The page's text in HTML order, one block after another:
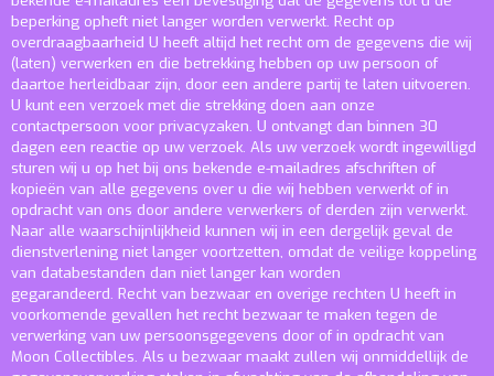
beperking opheft niet langer worden verwerkt. Recht op
overdraagbaarheid U heeft altijd het recht om de gegevens die wij
(laten) verwerken en die betrekking hebben op uw persoon of
daartoe herleidbaar zijn, door een andere partij te laten uitvoeren.
U kunt een verzoek met die strekking doen aan onze
contactpersoon voor privacyzaken. U ontvangt dan binnen 30
dagen een reactie op uw verzoek. Als uw verzoek wordt ingewilligd
sturen wij u op het bij ons bekende e-mailadres afschriften of
kopieën van alle gegevens over u die wij hebben verwerkt of in
opdracht van ons door andere verwerkers of derden zijn verwerkt.
Naar alle waarschijnlijkheid kunnen wij in een dergelijk geval de
dienstverlening niet langer voortzetten, omdat de veilige koppeling
van databestanden dan niet langer kan worden
gegarandeerd. Recht van bezwaar en overige rechten U heeft in
voorkomende gevallen het recht bezwaar te maken tegen de
verwerking van uw persoonsgegevens door of in opdracht van
Moon Collectibles. Als u bezwaar maakt zullen wij onmiddellijk de